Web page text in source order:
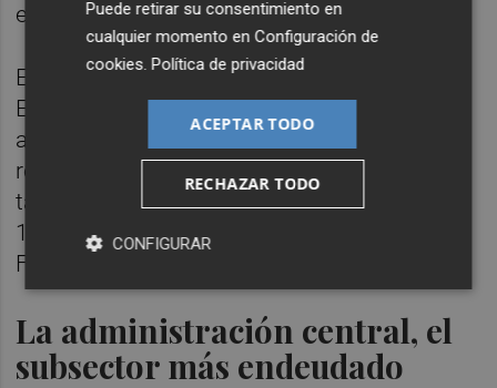
en préstamos, efectivo y depósitos.
En cuanto a la comparativa internacional, en
España el porcentaje de deuda que vence
antes de un año fue ligeramente inferior al
registrado en la zona del euro (16,6%) y
también se situó por debajo del 17,8%, el
16,5% y el 19,7% alcanzados en Alemania,
Francia e Italia, respectivamente.
La administración central, el
subsector más endeudado
Puede retirar su consentimiento en
cualquier momento enConfiguración de
cookies .Política de privacidad
ACEPTAR TODO
RECHAZAR TODO
CONFIGURAR